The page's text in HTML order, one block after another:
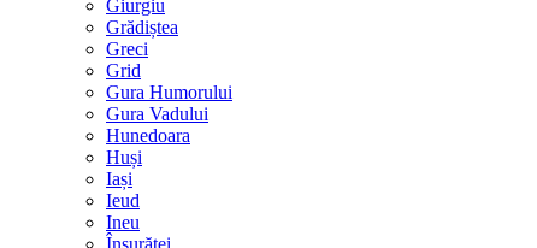
Giurgiu
Grădiștea
Greci
Grid
Gura Humorului
Gura Vadului
Hunedoara
Huși
Iași
Ieud
Ineu
Însurăței